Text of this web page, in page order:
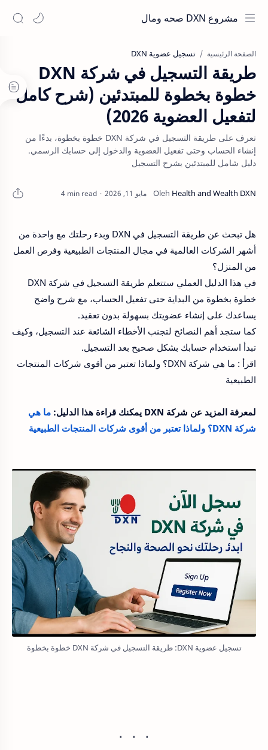
مشروع DXN صحه ومال
الصفحة الرئيسية تسجيل عضوية DXN
طريقة التسجيل في شركة DXN
خطوة بخطوة للمبتدئين (شرح كامل
لتفعيل العضوية 2026)
تعرف على طريقة التسجيل في شركة DXN خطوة بخطوة، بدءًا من
إنشاء الحساب وحتى تفعيل العضوية والدخول إلى حسابك الرسمي.
دليل شامل للمبتدئين يشرح التسجيل
4 min read
هل تبحث عن طريقة التسجيل في DXN وبدء رحلتك مع واحدة من
أشهر الشركات العالمية في مجال المنتجات الطبيعية وفرص العمل
من المنزل؟
في هذا الدليل العملي ستتعلم طريقة التسجيل في شركة DXN
خطوة بخطوة من البداية حتى تفعيل الحساب، مع شرح واضح
يساعدك على إنشاء عضويتك بسهولة بدون تعقيد.
كما ستجد أهم النصائح لتجنب الأخطاء الشائعة عند التسجيل، وكيف
تبدأ استخدام حسابك بشكل صحيح بعد التسجيل.
اقرأ : ما هي شركة DXN؟ ولماذا تعتبر من أقوى شركات المنتجات
الطبيعية
لمعرفة المزيد عن شركة DXN يمكنك قراءة هذا الدليل:
ما هي
شركة DXN؟ ولماذا تعتبر من أقوى شركات المنتجات الطبيعية
تسجيل عضوية DXN: طريقة التسجيل في شركة DXN خطوة بخطوة